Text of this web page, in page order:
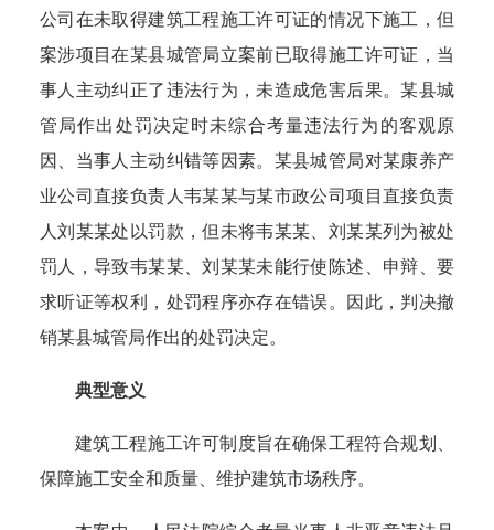
公司在未取得建筑工程施工许可证的情况下施工，但
案涉项目在某县城管局立案前已取得施工许可证，当
事人主动纠正了违法行为，未造成危害后果。某县城
管局作出处罚决定时未综合考量违法行为的客观原
因、当事人主动纠错等因素。某县城管局对某康养产
业公司直接负责人韦某某与某市政公司项目直接负责
人刘某某处以罚款，但未将韦某某、刘某某列为被处
罚人，导致韦某某、刘某某未能行使陈述、申辩、要
求听证等权利，处罚程序亦存在错误。因此，判决撤
销某县城管局作出的处罚决定。
典型意义
建筑工程施工许可制度旨在确保工程符合规划、
保障施工安全和质量、维护建筑市场秩序。